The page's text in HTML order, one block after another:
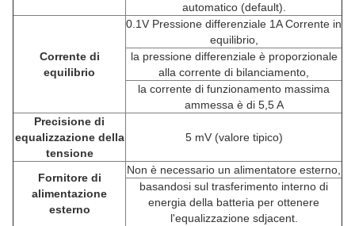
automatico (default).
Corrente di
equilibrio
0.1V Pressione differenziale 1A Corrente in
equilibrio,
la pressione differenziale è proporzionale
alla corrente di bilanciamento,
la corrente di funzionamento massima
ammessa è di 5,5 A
Precisione di
equalizzazione della
tensione
5 mV (valore tipico)
Fornitore di
alimentazione
esterno
Non è necessario un alimentatore esterno,
basandosi sul trasferimento interno di
energia della batteria per ottenere
l'equalizzazione sdjacent.